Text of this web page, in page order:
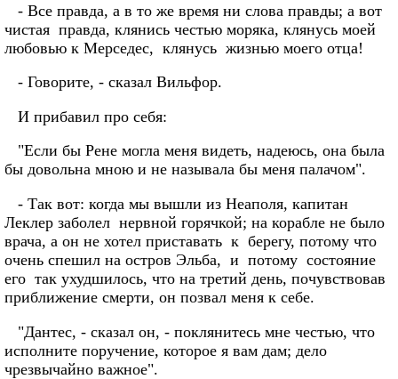
- Все правда, а в то же время ни слова правды; а вот
чистая правда, клянись честью моряка, клянусь моей
любовью к Мерседес, клянусь жизнью моего отца!
- Говорите, - сказал Вильфор.
И прибавил про себя:
"Если бы Рене могла меня видеть, надеюсь, она была
бы довольна мною и не называла бы меня палачом".
- Так вот: когда мы вышли из Неаполя, капитан
Леклер заболел нервной горячкой; на корабле не было
врача, а он не хотел приставать к берегу, потому что
очень спешил на остров Эльба, и потому состояние
его так ухудшилось, что на третий день, почувствовав
приближение смерти, он позвал меня к себе.
"Дантес, - сказал он, - поклянитесь мне честью, что
исполните поручение, которое я вам дам; дело
чрезвычайно важное".